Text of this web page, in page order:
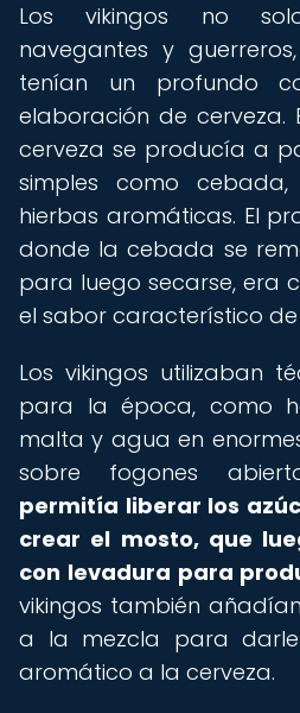
Los vikingos no
navegantes y
tenían un profundo
elaboración de cerveza.
cerveza se producía a
simples como
hierbas aromáticas. El
donde la cebada se
para luego secarse, era
el sabor característico de
Los vikingos utilizaban
para la época, como
malta y agua en
sobre fogones
permitía liberar los
crear el mosto, que
con levadura para
vikingos también
a la mezcla para
aromático a la cerveza.